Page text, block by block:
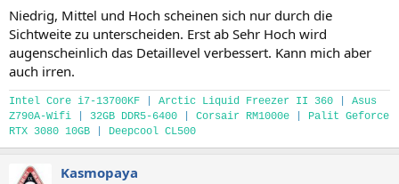
Niedrig, Mittel und Hoch scheinen sich nur durch die
Sichtweite zu unterscheiden. Erst ab Sehr Hoch wird
augenscheinlich das Detaillevel verbessert. Kann mich aber
auch irren.
Intel Core i7-13700KF Arctic Liquid Freezer II 360
Asus
Z790A-Wifi
32GB DDR5-6400 Corsair RM1000e
Palit Geforce
RTX 3080 10GB
Deepcool CL500
Kasmopaya